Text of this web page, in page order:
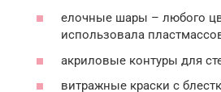
елочные шары – любого
использовала
акриловые контуры для
витражные краски с